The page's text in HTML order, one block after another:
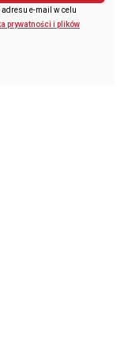
e-mail w celu
prywatności i plików